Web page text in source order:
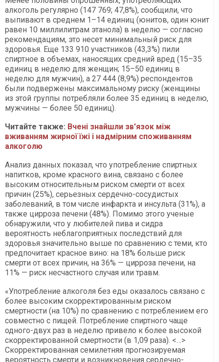
алкоголь регулярно (147 769; 47,8%), сообщили, что
выпивают в среднем 1–14 единиц (юнитов, один юнит
равен 10 миллилитрам этанола) в неделю — согласно
рекомендациям, это несет минимальный риск для
здоровья. Еще 133 910 участников (43,3%) пили
спиртное в объемах, наносящих средний вред (15–35
единиц в неделю для женщин; 15–50 единиц в
неделю для мужчин), а 27 444 (8,9%) респондентов
были подвержены максимальному риску (женщины
из этой группы потребляли более 35 единиц в неделю,
мужчины — более 50 единиц).
Читайте также: Вчені знайшли зв'язок між
вживанням жирної їжі і надмірним споживанням
алкоголю
Анализ данных показал, что употребление спиртных
напитков, кроме красного вина, связано с более
высоким относительным риском смерти от всех
причин (25%), серьезных сердечно-сосудистых
заболеваний, в том числе инфаркта и инсульта (31%), а
также цирроза печени (48%). Помимо этого ученые
обнаружили, что у любителей пива и сидра
вероятность неблагоприятных последствий для
здоровья значительно выше по сравнению с теми, кто
предпочитает красное вино: на 18% больше риск
смерти от всех причин, на 36% — цирроза печени, на
11% — риск несчастного случая или травм.
«Употребление алкоголя без еды оказалось связано с
более высоким скорректированным риском
смертности (на 10%) по сравнению с потреблением его
совместно с пищей. Потребление спиртного чаще
одного-двух раз в неделю привело к более высокой
скорректированной смертности (в 1,09 раза). <…>
Скорректированная семилетняя прогнозируемая
вероятность смерти и возникновения сердечно-